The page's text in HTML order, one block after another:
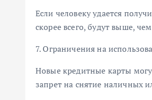
Если человеку удается
скорее всего, будут выше,
7. Ограничения на
Новые кредитные карты
запрет на снятие наличных